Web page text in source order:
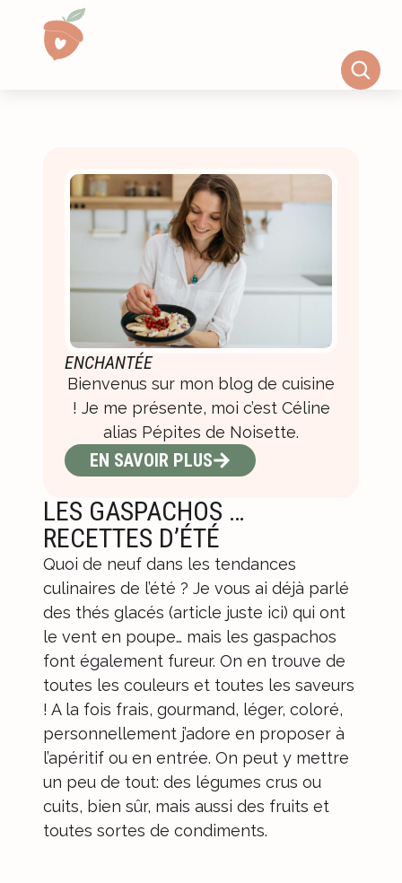
LES GASPACHOS …
RECETTES D’ÉTÉ
Quoi de neuf dans les tendances
culinaires de l’été ? Je vous ai déjà parlé
des thés glacés (article juste ici) qui ont
le vent en poupe… mais les gaspachos
font également fureur. On en trouve de
toutes les couleurs et toutes les saveurs
! A la fois frais, gourmand, léger, coloré,
personnellement j’adore en proposer à
l’apéritif ou en entrée. On peut y mettre
un peu de tout: des légumes crus ou
cuits, bien sûr, mais aussi des fruits et
toutes sortes de condiments.
ENCHANTÉE
Bienvenus sur mon blog de cuisine
! Je me présente, moi c’est Céline
alias Pépites de Noisette.
EN SAVOIR PLUS